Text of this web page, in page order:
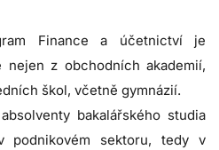
Finance a účetnictví je
nejen z obchodních akademií,
škol, včetně gymnázií.
bakalářského studia
podnikovém sektoru, tedy v